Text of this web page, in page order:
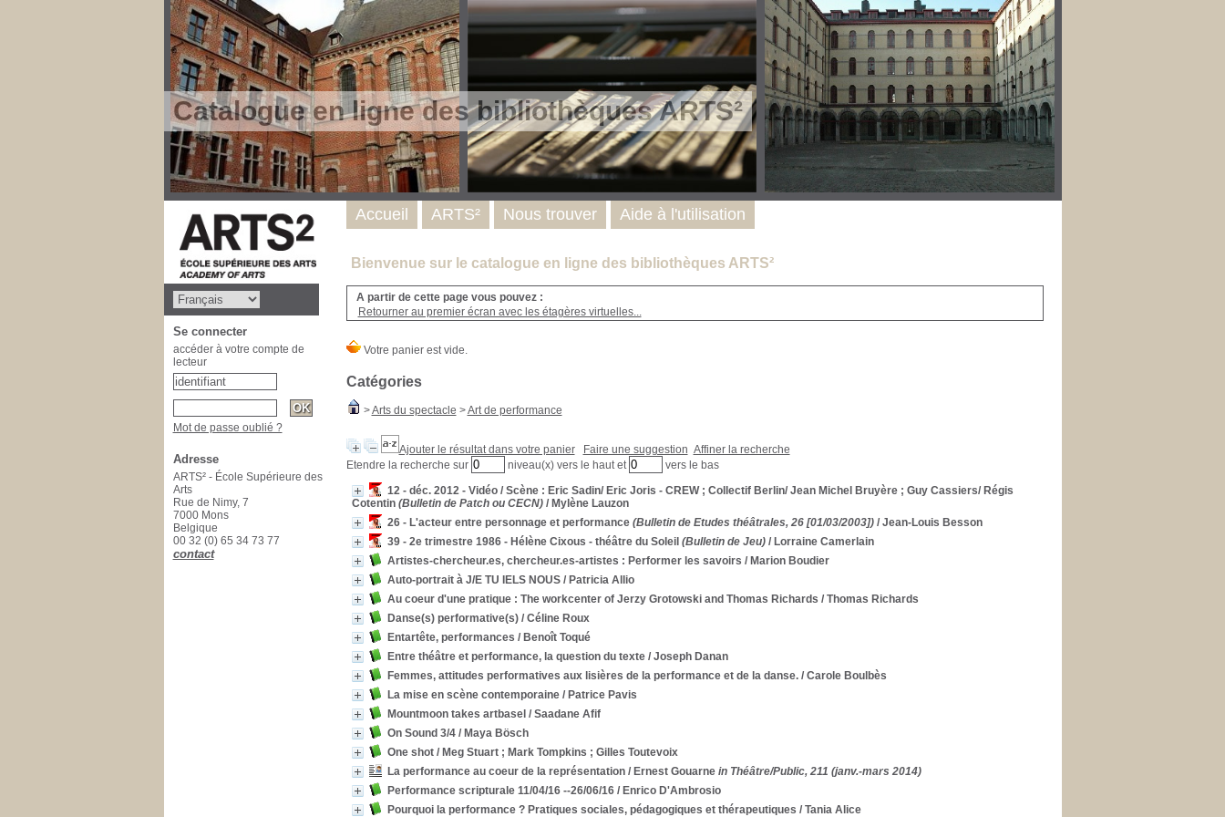
Catalogue en ligne des bibliothèques ARTS²
Bienvenue sur le catalogue en ligne des bibliothèques ARTS²
A partir de cette page vous pouvez :
Retourner au premier écran avec les étagères virtuelles...
Catégories
>Arts du spectacle >Art de performance
Ajouter le résultat dans votre panier Faire une suggestion Affiner la recherche
Etendre la recherche sur
niveau(x) vers le haut et
vers le bas
12 - déc. 2012 - Vidéo / Scène : Eric Sadin/ Eric Joris - CREW ; Collectif Berlin/ Jean Michel Bruyère ; Guy Cassiers/ Régis
Cotentin (Bulletin de Patch ou CECN)/ Mylène Lauzon
26 - L'acteur entre personnage et performance(Bulletin de Etudes théâtrales, 26 [01/03/2003])/ Jean-Louis Besson
39 - 2e trimestre 1986 - Hélène Cixous - théâtre du Soleil (Bulletin de Jeu)/ Lorraine Camerlain
Artistes-chercheur.es, chercheur.es-artistes : Performer les savoirs / Marion Boudier
Auto-portrait à J/E TU IELS NOUS/ Patricia Allio
Au coeur d'une pratique : The workcenter of Jerzy Grotowski and Thomas Richards / Thomas Richards
Danse(s) performative(s)/ Céline Roux
Entartête, performances / Benoît Toqué
Entre théâtre et performance, la question du texte/ Joseph Danan
Femmes, attitudes performatives aux lisières de la performance et de la danse./ Carole Boulbès
La mise en scène contemporaine/ Patrice Pavis
Mountmoon takes artbasel / Saadane Afif
On Sound 3/4/ Maya Bösch
One shot/ Meg Stuart ; Mark Tompkins ; Gilles Toutevoix
La performance au coeur de la représentation/ Ernest Gouarne in Théâtre/Public, 211 (janv.-mars 2014)
Performance scripturale 11/04/16 --26/06/16/ Enrico D'Ambrosio
Pourquoi la performance ? Pratiques sociales, pédagogiques et thérapeutiques / Tania Alice
Accueil ARTS² Nous trouver Aide à l'utilisation
Se connecter
accéder à votre compte de
lecteur
Mot de passe oublié ?
Adresse
ARTS² - École Supérieure des
Arts
Rue de Nimy, 7
7000 Mons
Belgique
00 32 (0) 65 34 73 77
contact